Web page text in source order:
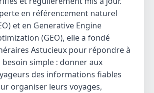
en référencement naturel
et en Generative Engine
(GEO), elle a fondé
Astucieux pour répondre à
besoin simple : donner aux
des informations fiables
organiser leurs voyages,